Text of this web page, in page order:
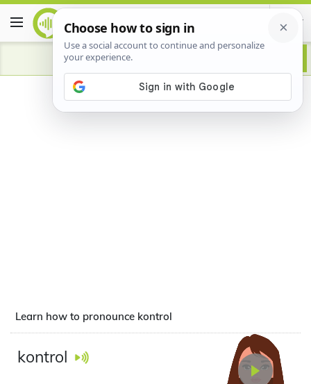
Advertisement
Learn how to pronounce kontrol
kontrol